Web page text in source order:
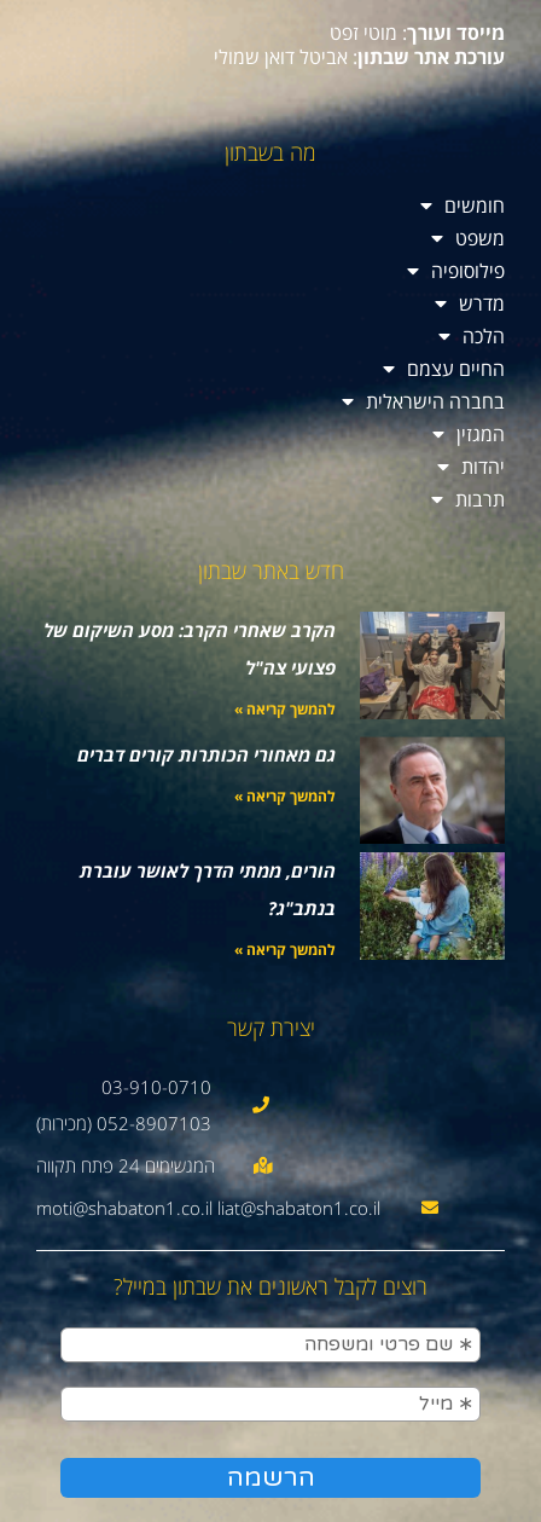
מייסד ועורך: מוטי זפט
עורכת אתר שבתון: אביטל דואן שמולי
מה בשבתון
חומשים
משפט
פילוסופיה
מדרש
הלכה
החיים עצמם
בחברה הישראלית
המגזין
יהדות
תרבות
חדש באתר שבתון
הקרב שאחרי הקרב: מסע השיקום של
פצועי צה"ל
להמשך קריאה »
גם מאחורי הכותרות קורים דברים
להמשך קריאה »
הורים, ממתי הדרך לאושר עוברת
בנתב"ג?
להמשך קריאה »
יצירת קשר
03-910-0710
052-8907103 (מכירות)
moti@shabaton1.co.il liat@shabaton1.co.il
רוצים לקבל ראשונים את שבתון במייל?